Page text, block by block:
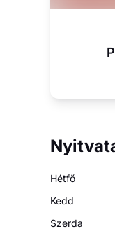
Hétfő
Kedd
Szerda